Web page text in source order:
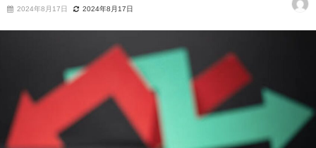
2024年8月17日 2024年8月17日